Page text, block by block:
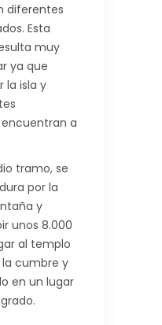
diferentes
Esta
muy
ya que
la isla y
a
tramo, se
por la
y
unos 8.000
al templo
cumbre y
en un lugar